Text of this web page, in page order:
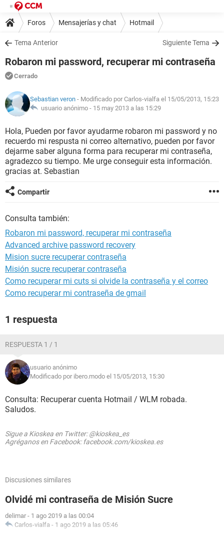
Foros Mensajerías y chat Hotmail
Tema Anterior Siguiente Tema
Robaron mi password, recuperar mi contraseña
Cerrado
Sebastian veron - Modificado por Carlos-vialfa el 15/05/2013, 15:23
usuario anónimo - 15 may 2013 a las 15:29
Hola, Pueden por favor ayudarme robaron mi password y no
recuerdo mi respusta ni correo alternativo, pueden por favor
dejarme saber alguna forma para recuperar mi contraseña,
agradezco su tiempo. Me urge conseguir esta información.
gracias at. Sebastian
Compartir
Consulta también:
Robaron mi password, recuperar mi contraseña
Advanced archive password recovery
Mision sucre recuperar contraseña
Misión sucre recuperar contraseña
Como recuperar mi cuts si olvide la contraseña y el correo
Como recuperar mi contraseña de gmail
1 respuesta
RESPUESTA 1 / 1
usuario anónimo
Modificado por ibero.modo el 15/05/2013, 15:30
Consulta: Recuperar cuenta Hotmail / WLM robada.
Saludos.
Sigue a Kioskea en Twitter: @kioskea_es
Agréganos en Facebook: facebook.com/kioskea.es
Discusiones similares
Olvidé mi contraseña de Misión Sucre
delimar - 1 ago 2019 a las 00:04
Carlos-vialfa - 1 ago 2019 a las 05:46